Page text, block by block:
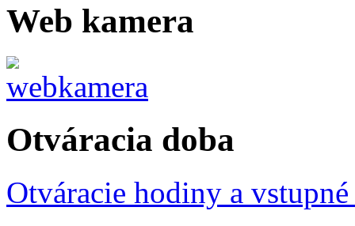
Web kamera
Otváracia doba
Otváracie hodiny a